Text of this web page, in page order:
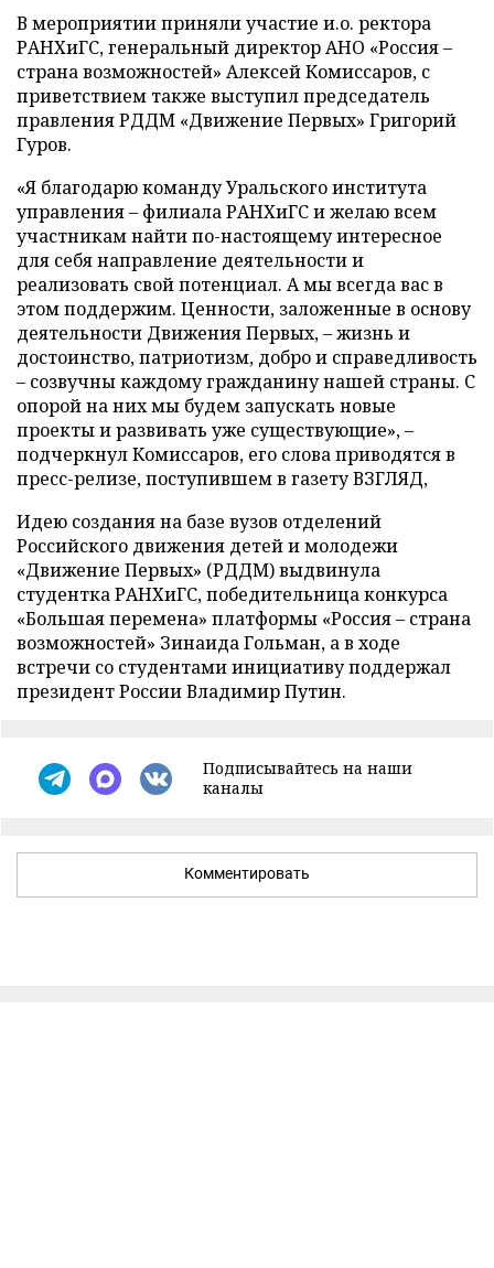
В мероприятии приняли участие и.о. ректора
РАНХиГС, генеральный директор АНО «Россия –
страна возможностей» Алексей Комиссаров, с
приветствием также выступил председатель
правления РДДМ «Движение Первых» Григорий
Гуров.
«Я благодарю команду Уральского института
управления – филиала РАНХиГС и желаю всем
участникам найти по-настоящему интересное
для себя направление деятельности и
реализовать свой потенциал. А мы всегда вас в
этом поддержим. Ценности, заложенные в основу
деятельности Движения Первых, – жизнь и
достоинство, патриотизм, добро и справедливость
– созвучны каждому гражданину нашей страны. С
опорой на них мы будем запускать новые
проекты и развивать уже существующие», –
подчеркнул Комиссаров, его слова приводятся в
пресс-релизе, поступившем в газету ВЗГЛЯД,
Идею создания на базе вузов отделений
Российского движения детей и молодежи
«Движение Первых» (РДДМ) выдвинула
студентка РАНХиГС, победительница конкурса
«Большая перемена» платформы «Россия – страна
возможностей» Зинаида Гольман, а в ходе
встречи со студентами инициативу поддержал
президент России Владимир Путин.
Подписывайтесь на наши
каналы
Комментировать